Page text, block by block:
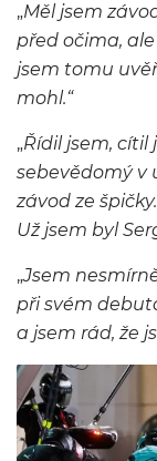
„Měl jsem
před očima,
jsem tomu
mohl.“
„Řídil jsem, cítil
sebevědomý v
závod ze
Už jsem byl
„Jsem
při svém
a jsem rád, že